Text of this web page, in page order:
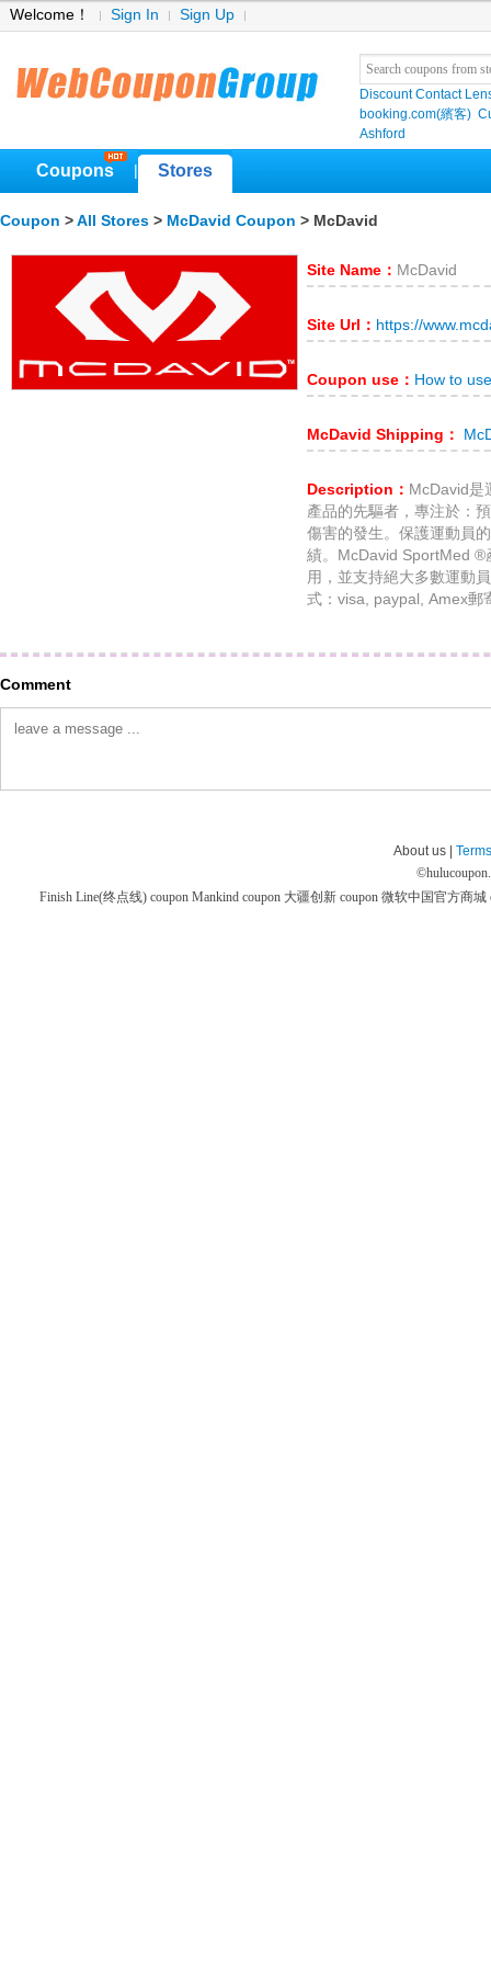
Welcome！ Sign In Sign Up
Discount Contact
booking.com(繽客)
Ashford
Coupons Stores
Coupon > All Stores > McDavid Coupon > McDavid
Site Name： McDavid
Site Url： https://
Coupon use： How to
McDavid Shipping：
Description： McDavid是
產品的先驅者，專注於：
傷害的發生。保護運動員
績。McDavid SportMed ®
用，並支持絕大多數運動
式：visa, paypal, Amex郵
Comment
About us |
©
Finish Line(终点线) coupon Mankind coupon 大疆创新 coupon 微软中国官方商城